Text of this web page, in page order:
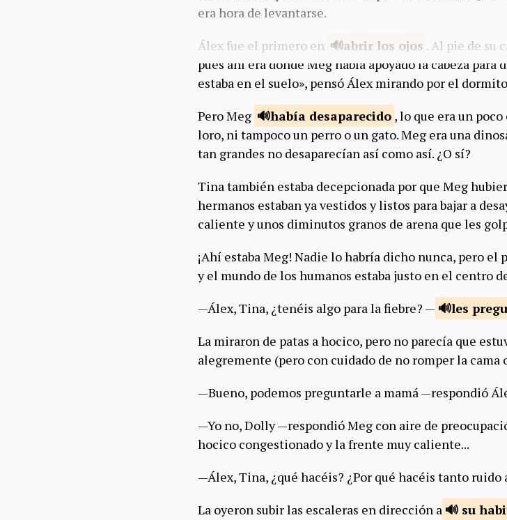
era hora de levantarse.
Álex fue el primero en
abrir los ojos . Al pie de su
pues ahí era donde Meg había apoyado la cabeza
estaba en el suelo», pensó Álex mirando por el
Pero Meg
había desaparecido , lo que era un
loro, ni tampoco un perro o un gato. Meg era una
tan grandes no desaparecían así como así. ¿O sí?
Tina también estaba decepcionada por que Meg
hermanos estaban ya vestidos y listos para bajar a
caliente y unos diminutos granos de arena que les
¡Ahí estaba Meg! Nadie lo habría dicho nunca, pero
y el mundo de los humanos estaba justo en el centro
—Álex, Tina, ¿tenéis algo para la fiebre? —
les
La miraron de patas a hocico, pero no parecía que
alegremente (pero con cuidado de no romper la cama
—Bueno, podemos preguntarle a mamá —respondió
—Yo no, Dolly —respondió Meg con aire de
hocico congestionado y la frente muy caliente...
—Álex, Tina, ¿qué hacéis? ¿Por qué hacéis tanto
La oyeron subir las escaleras en dirección a
su